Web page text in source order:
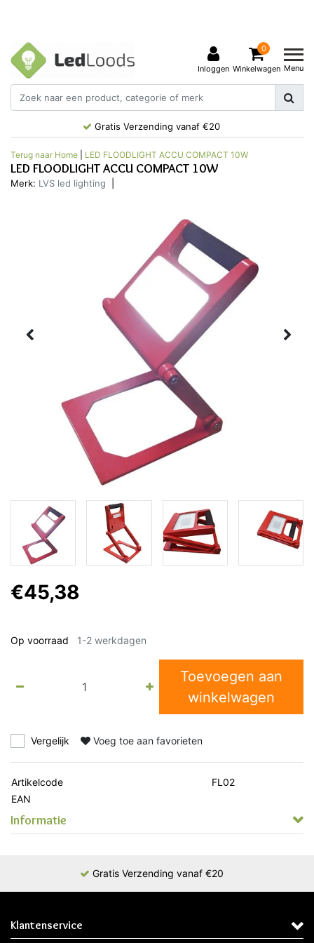
Inloggen
0
Winkelwagen Menu
Gratis Verzending vanaf €20
Terug naar Home LED FLOODLIGHT ACCU COMPACT 10W
LED FLOODLIGHT ACCU COMPACT 10W
Merk: LVS led lighting
€45,38
Op voorraad 1-2 werkdagen
Toevoegen aan
winkelwagen
Vergelijk Voeg toe aan favorieten
Artikelcode
FL02
EAN
Informatie
Gratis Verzending vanaf €20
Klantenservice